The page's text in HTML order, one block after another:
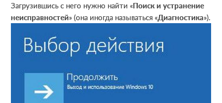
Загрузившись с него нужно найти «Поиск и устранение
неисправностей» (она иногда называться «Диагностика»).